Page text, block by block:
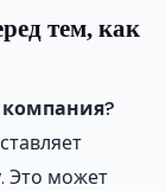
тем, как
компания?
Это может